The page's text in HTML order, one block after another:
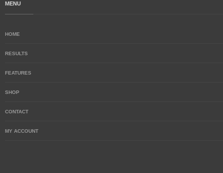
MENU
HOME
RESULTS
FEATURES
SHOP
CONTACT
MY ACCOUNT